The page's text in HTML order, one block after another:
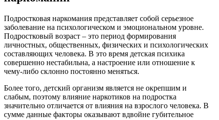
Подростковая наркомания представляет собой серьезное
заболевание на психологическом и эмоциональном уровне.
Подростковый возраст – это период формирования
личностных, общественных, физических и психологических
составляющих человека. В это время детская психика
совершенно нестабильна, а настроение или отношение к
чему-либо склонно постоянно меняться.
Более того, детский организм является не окрепшим и
слабым, поэтому влияние наркотиков на подростка
значительно отличается от влияния на взрослого человека. В
сумме данные факторы оказывают вдвойне губительное